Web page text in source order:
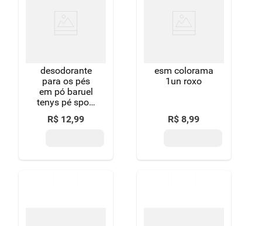
desodorante
para os pés
em pó baruel
tenys pé sport
edition frasco
100g
R$ 12,99
esm colorama
1un roxo
R$ 8,99